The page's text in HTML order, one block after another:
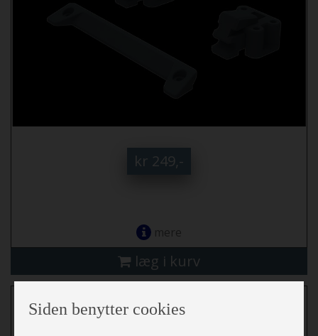
kr 249,-
mere
læg i kurv
Siden benytter cookies